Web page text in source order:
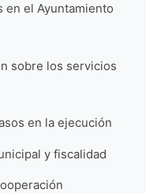
el Ayuntamiento
sobre los servicios
en la ejecución
y fiscalidad